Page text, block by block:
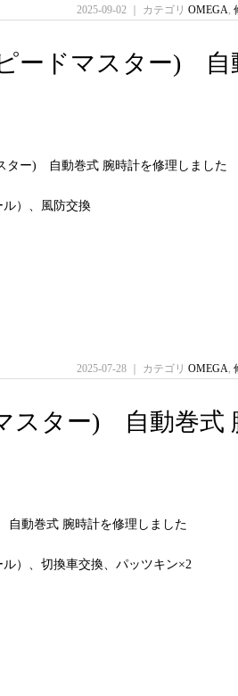
2025-09-02 ｜ カテゴリ OMEGA,
ピードマスター) 自
ター) 自動巻式 腕時計を修理しました
）、風防交換
2025-07-28 ｜ カテゴリ OMEGA,
マスター) 自動巻式
自動巻式 腕時計を修理しました
）、切換車交換、パッツキン×2